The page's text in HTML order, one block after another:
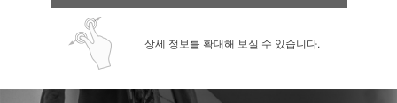
상세 정보를 확대해 보실 수 있습니다.